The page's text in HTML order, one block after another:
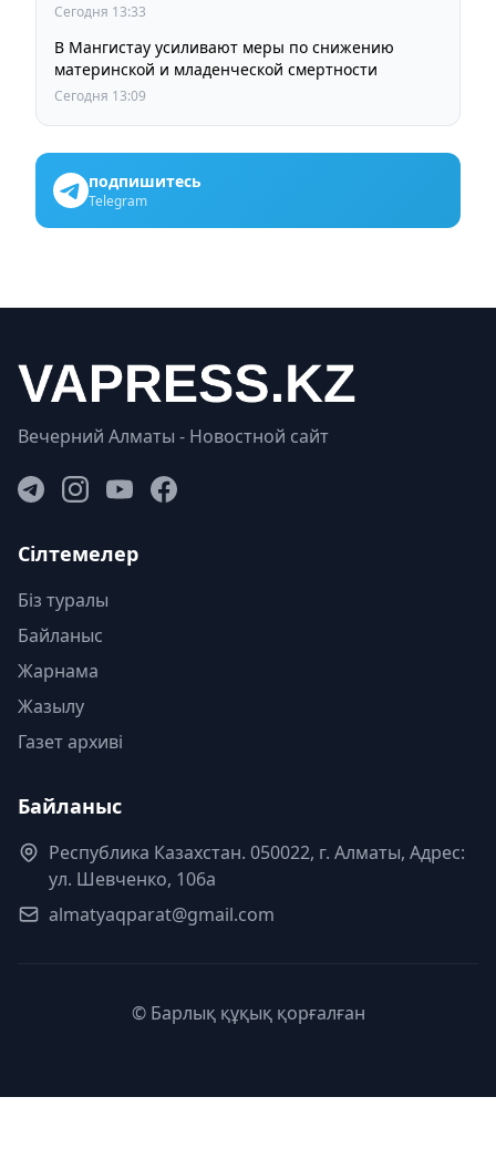
Сегодня 13:33
В Мангистау усиливают меры по снижению
материнской и младенческой смертности
Сегодня 13:09
подпишитесь
Telegram
Вечерний Алматы - Новостной сайт
Сілтемелер
Біз туралы
Байланыс
Жарнама
Жазылу
Газет архиві
Байланыс
Республика Казахстан. 050022, г. Алматы, Адрес:
ул. Шевченко, 106а
almatyaqparat@gmail.com
© Барлық құқық қорғалған